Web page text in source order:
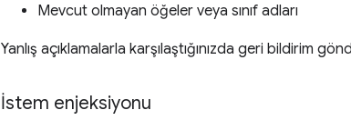
Mevcut olmayan öğeler veya sınıf adları
Yanlış açıklamalarla karşılaştığınızda geri bildirim
İstem enjeksiyonu